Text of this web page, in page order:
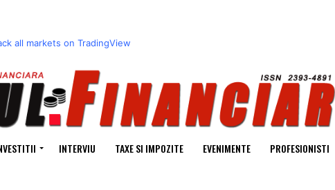
all markets on TradingView
INTERVIU TAXE SI IMPOZITE EVENIMENTE PROFESIONISTI